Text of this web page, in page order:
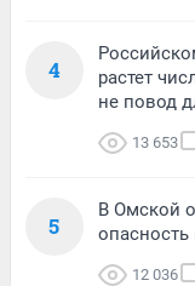
4
растет
не повод
13 653
5
В Омской
12 036